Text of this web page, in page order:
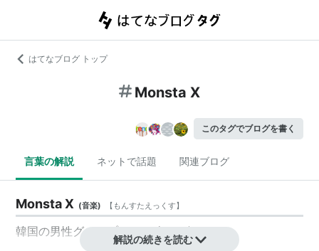
はてなブログ トップ
Monsta X
このタグでブログを書く
言葉の解説 ネットで話題 関連ブログ
Monsta X (音楽) 【 もんすたえっくす】
韓国の男性グループ。2015年デビュー。
解説の続きを読む